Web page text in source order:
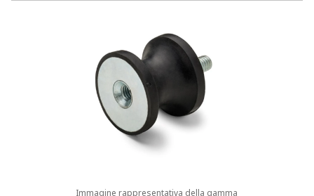
Immagine rappresentativa della gamma